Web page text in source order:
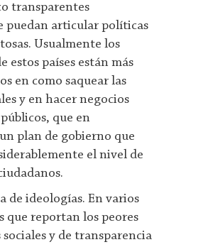
transparentes
puedan articular políticas
Usualmente los
estos países están más
en como saquear las
y en hacer negocios
que en
plan de gobierno que
el nivel de
de ideologías. En varios
que reportan los peores
y de transparencia